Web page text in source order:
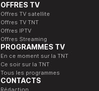
OFFRES TV
Offres TV satellite
Offres TV TNT
Offres IPTV
Offres Streaming
PROGRAMMES TV
En ce moment sur la TNT
Ce soir sur la TNT
Tous les programmes
CONTACTS